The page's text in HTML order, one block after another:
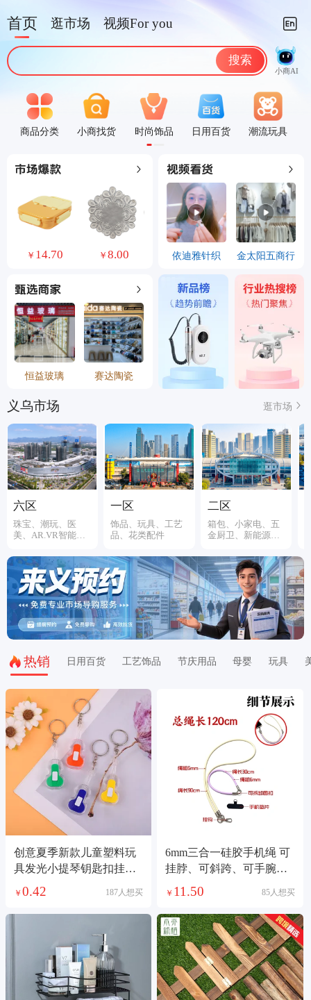
首页 逛市场 视频For you
搜索
小商AI
商品分类 小商找货 时尚饰品 日用百货 潮流玩具
￥ 14.70 ￥8.00 24.70 ￥2.20
依迪雅针织 金太阳五商行
恒益玻璃 赛达陶瓷
义乌市场 逛市场
六区
珠宝、潮玩、医
美、AR.VR智能装
一区
饰品、玩具、工艺
品、花类配件
二区
箱包、小家电、五
金厨卫、新能源、
热销 日用百货 工艺饰品 节庆用品 母婴 玩具
创意夏季新款儿童塑料玩
具发光小提琴钥匙扣挂件
上下开关铁扣链条
￥ 0.42 187人想买
6mm三合一硅胶手机绳 可
挂脖、可斜跨、可手腕、
手机/相机／水杯/多种场景
￥ 11.50 85人想买